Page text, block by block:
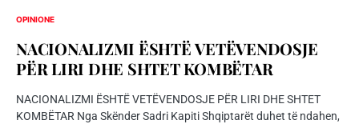
OPINIONE
NACIONALIZMI ЁSHTЁ VETЁVENDOSJE
PЁR LIRI DHE SHTET KOMBЁTAR
NACIONALIZMI ЁSHTЁ VETЁVENDOSJE PЁR LIRI DHE SHTET
KOMBЁTAR Nga Skënder Sadri Kapiti Shqiptarët duhet të ndahen,